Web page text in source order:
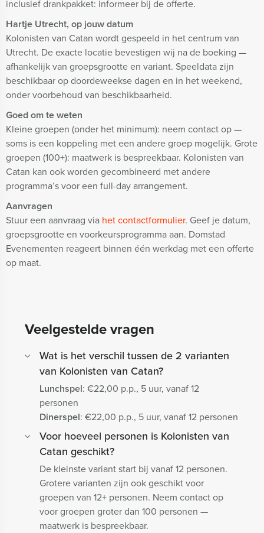
inclusief drankpakket: informeer bij de offerte.
Hartje Utrecht, op jouw datum
Kolonisten van Catan wordt gespeeld in het centrum van
Utrecht. De exacte locatie bevestigen wij na de boeking —
afhankelijk van groepsgrootte en variant. Speeldata zijn
beschikbaar op doordeweekse dagen en in het weekend,
onder voorbehoud van beschikbaarheid.
Goed om te weten
Kleine groepen (onder het minimum): neem contact op —
soms is een koppeling met een andere groep mogelijk. Grote
groepen (100+): maatwerk is bespreekbaar. Kolonisten van
Catan kan ook worden gecombineerd met andere
programma’s voor een full-day arrangement.
Aanvragen
Stuur een aanvraag via het contactformulier. Geef je datum,
groepsgrootte en voorkeursprogramma aan. Domstad
Evenementen reageert binnen één werkdag met een offerte
op maat.
Veelgestelde vragen
Wat is het verschil tussen de 2 varianten
van Kolonisten van Catan?
Lunchspel: €22,00 p.p., 5 uur, vanaf 12
personen
Dinerspel: €22,00 p.p., 5 uur, vanaf 12 personen
Voor hoeveel personen is Kolonisten van
Catan geschikt?
De kleinste variant start bij vanaf 12 personen.
Grotere varianten zijn ook geschikt voor
groepen van 12+ personen. Neem contact op
voor groepen groter dan 100 personen —
maatwerk is bespreekbaar.